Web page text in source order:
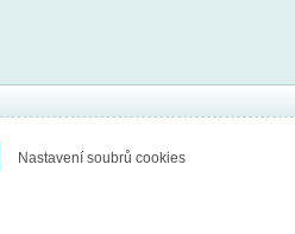
Nastavení soubrů cookies